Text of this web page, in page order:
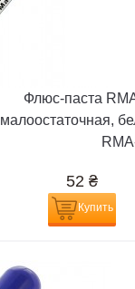
Флюс-паста
малоостаточная,
52 ₴
Купить